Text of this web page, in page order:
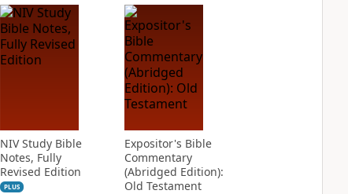
NIV Study Bible
Notes, Fully
Revised Edition
PLUS
Expositor's Bible
Commentary
(Abridged Edition):
Old Testament